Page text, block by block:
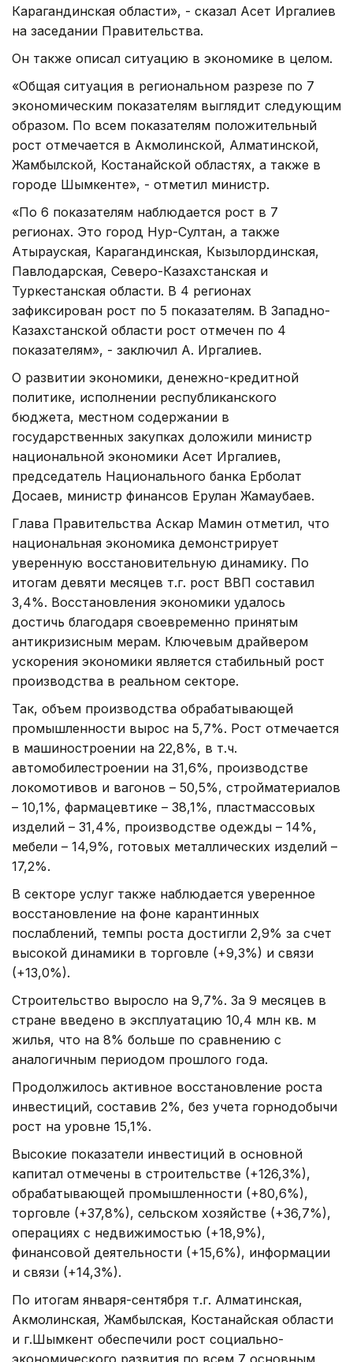
Карагандинская области», - сказал Асет Иргалиев
на заседании Правительства.
Он также описал ситуацию в экономике в целом.
«Общая ситуация в региональном разрезе по 7
экономическим показателям выглядит следующим
образом. По всем показателям положительный
рост отмечается в Акмолинской, Алматинской,
Жамбылской, Костанайской областях, а также в
городе Шымкенте», - отметил министр.
«По 6 показателям наблюдается рост в 7
регионах. Это город Нур-Султан, а также
Атырауская, Карагандинская, Кызылординская,
Павлодарская, Северо-Казахстанская и
Туркестанская области. В 4 регионах
зафиксирован рост по 5 показателям. В Западно-
Казахстанской области рост отмечен по 4
показателям», - заключил А. Иргалиев.
О развитии экономики, денежно-кредитной
политике, исполнении республиканского
бюджета, местном содержании в
государственных закупках доложили министр
национальной экономики Асет Иргалиев,
председатель Национального банка Ерболат
Досаев, министр финансов Ерулан Жамаубаев.
Глава Правительства Аскар Мамин отметил, что
национальная экономика демонстрирует
уверенную восстановительную динамику. По
итогам девяти месяцев т.г. рост ВВП составил
3,4%. Восстановления экономики удалось
достичь благодаря своевременно принятым
антикризисным мерам. Ключевым драйвером
ускорения экономики является стабильный рост
производства в реальном секторе.
Так, объем производства обрабатывающей
промышленности вырос на 5,7%. Рост отмечается
в машиностроении на 22,8%, в т.ч.
автомобилестроении на 31,6%, производстве
локомотивов и вагонов – 50,5%, стройматериалов
– 10,1%, фармацевтике – 38,1%, пластмассовых
изделий – 31,4%, производстве одежды – 14%,
мебели – 14,9%, готовых металлических изделий –
17,2%.
В секторе услуг также наблюдается уверенное
восстановление на фоне карантинных
послаблений, темпы роста достигли 2,9% за счет
высокой динамики в торговле (+9,3%) и связи
(+13,0%).
Строительство выросло на 9,7%. За 9 месяцев в
стране введено в эксплуатацию 10,4 млн кв. м
жилья, что на 8% больше по сравнению с
аналогичным периодом прошлого года.
Продолжилось активное восстановление роста
инвестиций, составив 2%, без учета горнодобычи
рост на уровне 15,1%.
Высокие показатели инвестиций в основной
капитал отмечены в строительстве (+126,3%),
обрабатывающей промышленности (+80,6%),
торговле (+37,8%), сельском хозяйстве (+36,7%),
операциях с недвижимостью (+18,9%),
финансовой деятельности (+15,6%), информации
и связи (+14,3%).
По итогам января-сентября т.г. Алматинская,
Акмолинская, Жамбылская, Костанайская области
и г.Шымкент обеспечили рост социально-
экономического развития по всем 7 основным